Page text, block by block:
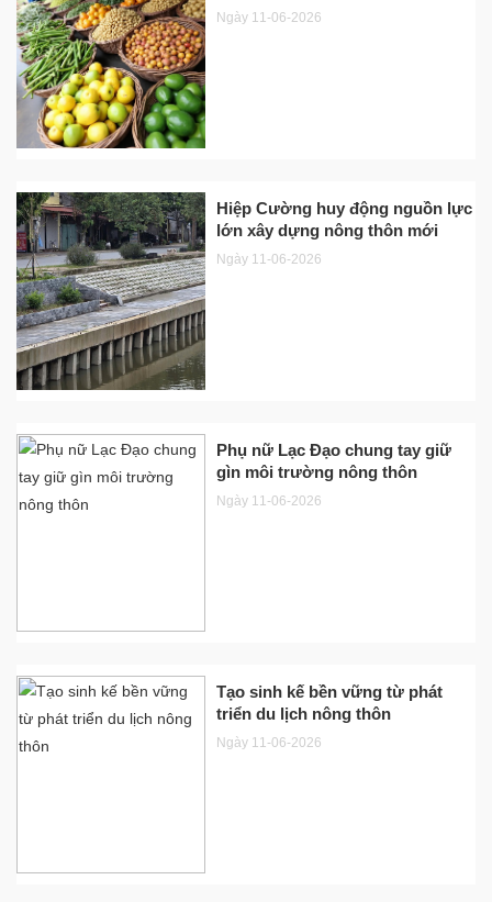
phương
Ngày 11-06-2026
Hiệp Cường huy động nguồn lực
lớn xây dựng nông thôn mới
Ngày 11-06-2026
Phụ nữ Lạc Đạo chung tay giữ
gìn môi trường nông thôn
Ngày 11-06-2026
Tạo sinh kế bền vững từ phát
triển du lịch nông thôn
Ngày 11-06-2026